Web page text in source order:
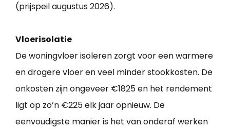
(prijspeil augustus 2026).
Vloerisolatie
De woningvloer isoleren zorgt voor een warmere
en drogere vloer en veel minder stookkosten. De
onkosten zijn ongeveer €1825 en het rendement
ligt op zo’n €225 elk jaar opnieuw. De
eenvoudigste manier is het van onderaf werken